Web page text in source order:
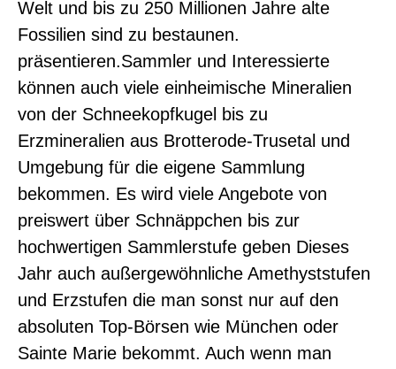
Welt und bis zu 250 Millionen Jahre alte
Fossilien sind zu bestaunen.
präsentieren.Sammler und Interessierte
können auch viele einheimische Mineralien
von der Schneekopfkugel bis zu
Erzmineralien aus Brotterode-Trusetal und
Umgebung für die eigene Sammlung
bekommen. Es wird viele Angebote von
preiswert über Schnäppchen bis zur
hochwertigen Sammlerstufe geben Dieses
Jahr auch außergewöhnliche Amethyststufen
und Erzstufen die man sonst nur auf den
absoluten Top-Börsen wie München oder
Sainte Marie bekommt. Auch wenn man